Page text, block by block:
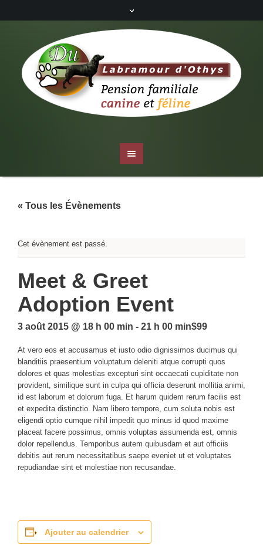
« Tous les Évènements
Cet évènement est passé.
Meet & Greet
Adoption Event
3 août 2015 @ 18 h 00 min - 21 h 00 min$99
At vero eos et accusamus et iusto odio dignissimos ducimus qui
blanditiis praesentium voluptatum deleniti atque corrupti quos
dolores et quas molestias excepturi sint occaecati cupiditate non
provident, similique sunt in culpa qui officia deserunt mollitia animi,
id est laborum et dolorum fuga. Et harum quidem rerum facilis est
et expedita distinctio. Nam libero tempore, cum soluta nobis est
eligendi optio cumque nihil impedit quo minus id quod maxime
placeat facere possimus, omnis voluptas assumenda est, omnis
dolor repellendus. Temporibus autem quibusdam et aut officiis
debitis aut rerum necessitatibus saepe eveniet ut et voluptates
repudiandae sint et molestiae non recusandae.
Ajouter au calendrier